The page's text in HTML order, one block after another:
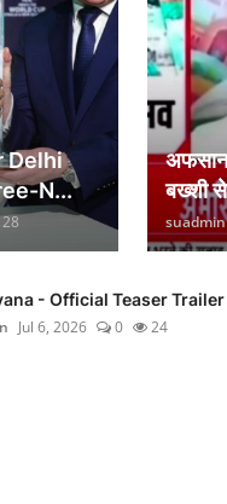
Delhi
N...
28
बख्शी
suadmin
- Official Teaser Trailer
Jul 6, 2026 0 24